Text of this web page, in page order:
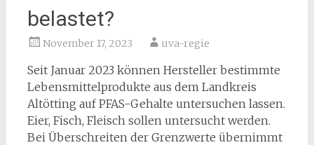
belastet?
November 17, 2023 uva-regie
Seit Januar 2023 können Hersteller bestimmte
Lebensmittelprodukte aus dem Landkreis
Altötting auf PFAS-Gehalte untersuchen lassen.
Eier, Fisch, Fleisch sollen untersucht werden.
Bei Überschreiten der Grenzwerte übernimmt